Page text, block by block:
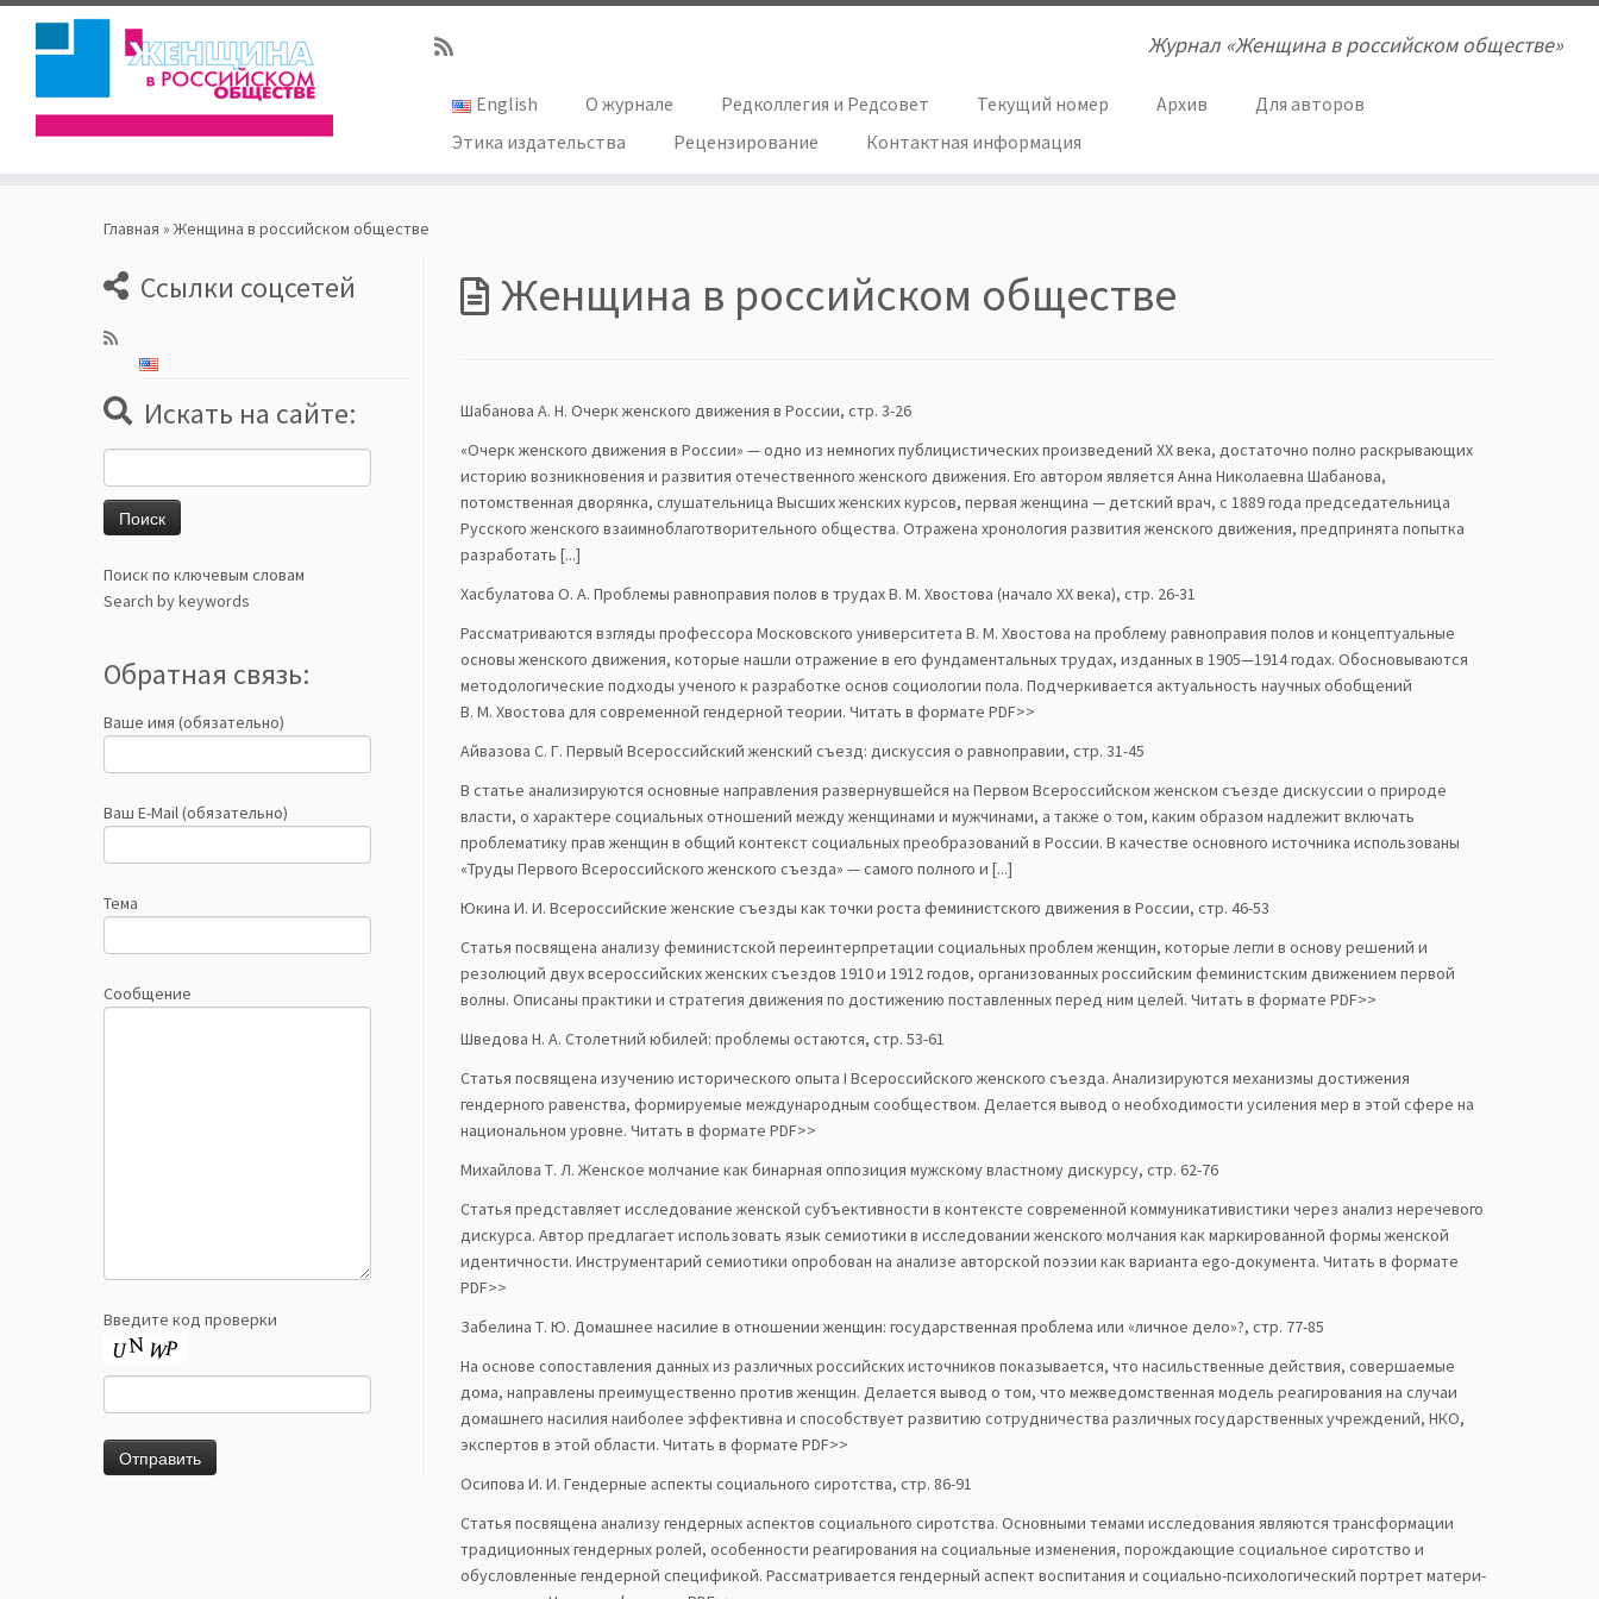
Журнал «Женщина в российском обществе»
English О журнале Редколлегия и Редсовет Текущий номер Архив
Для авторов
Этика издательства
Рецензирование Контактная информация
Главная » Женщина в российском обществе
Ссылки соцсетей
Искать на сайте:
Поиск по ключевым словам
Search by keywords
Обратная связь:
Ваше имя (обязательно)
Ваш E-Mail (обязательно)
Тема
Сообщение
Введите код проверки
Женщина в российском обществе
Шабанова А. Н. Очерк женского движения в России, стр. 3-26
«Очерк женского движения в России» — одно из немногих публицистических произведений ХХ века, достаточно полно раскрывающих
историю возникновения и развития отечественного женского движения. Его автором является Анна Николаевна Шабанова,
потомственная дворянка, слушательница Высших женских курсов, первая женщина — детский врач, с 1889 года председательница
Русского женского взаимноблаготворительного общества. Отражена хронология развития женского движения, предпринята попытка
разработать [...]
Хасбулатова О. А. Проблемы равноправия полов в трудах В. М. Хвостова (начало ХХ века), стр. 26-31
Рассматриваются взгляды профессора Московского университета В. М. Хвостова на проблему равноправия полов и концептуальные
основы женского движения, которые нашли отражение в его фундаментальных трудах, изданных в 1905—1914 годах. Обосновываются
методологические подходы ученого к разработке основ социологии пола. Подчеркивается актуальность научных обобщений
В. М. Хвостова для современной гендерной теории. Читать в формате PDF>>
Айвазова С. Г. Первый Всероссийский женский съезд: дискуссия о равноправии, стр. 31-45
В статье анализируются основные направления развернувшейся на Первом Всероссийском женском съезде дискуссии о природе
власти, о характере социальных отношений между женщинами и мужчинами, а также о том, каким образом надлежит включать
проблематику прав женщин в общий контекст социальных преобразований в России. В качестве основного источника использованы
«Труды Первого Всероссийского женского съезда» — самого полного и [...]
Юкина И. И. Всероссийские женские съезды как точки роста феминистского движения в России, стр. 46-53
Статья посвящена анализу феминистской переинтерпретации социальных проблем женщин, которые легли в основу решений и
резолюций двух всероссийских женских съездов 1910 и 1912 годов, организованных российским феминистским движением первой
волны. Описаны практики и стратегия движения по достижению поставленных перед ним целей. Читать в формате PDF>>
Шведова Н. А. Столетний юбилей: проблемы остаются, стр. 53-61
Статья посвящена изучению исторического опыта I Всероссийского женского съезда. Анализируются механизмы достижения
гендерного равенства, формируемые международным сообществом. Делается вывод о необходимости усиления мер в этой сфере на
национальном уровне. Читать в формате PDF>>
Михайлова Т. Л. Женское молчание как бинарная оппозиция мужскому властному дискурсу, стр. 62-76
Статья представляет исследование женской субъективности в контексте современной коммуникативистики через анализ неречевого
дискурса. Автор предлагает использовать язык семиотики в исследовании женского молчания как маркированной формы женской
идентичности. Инструментарий семиотики опробован на анализе авторской поэзии как варианта ego-документа. Читать в формате
PDF>>
Забелина Т. Ю. Домашнее насилие в отношении женщин: государственная проблема или «личное дело»?, стр. 77-85
На основе сопоставления данных из различных российских источников показывается, что насильственные действия, совершаемые
дома, направлены преимущественно против женщин. Делается вывод о том, что межведомственная модель реагирования на случаи
домашнего насилия наиболее эффективна и способствует развитию сотрудничества различных государственных учреждений, НКО,
экспертов в этой области. Читать в формате PDF>>
Осипова И. И. Гендерные аспекты социального сиротства, стр. 86-91
Статья посвящена анализу гендерных аспектов социального сиротства. Основными темами исследования являются трансформации
традиционных гендерных ролей, особенности реагирования на социальные изменения, порождающие социальное сиротство и
обусловленные гендерной спецификой. Рассматривается гендерный аспект воспитания и социально-психологический портрет матери-